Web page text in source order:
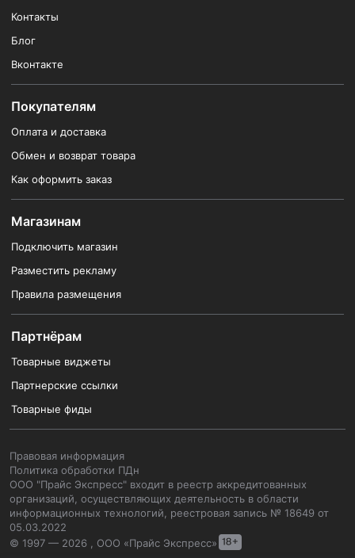
Контакты
Блог
Вконтакте
Покупателям
Оплата и доставка
Обмен и возврат товара
Как оформить заказ
Магазинам
Подключить магазин
Разместить рекламу
Правила размещения
Партнёрам
Товарные виджеты
Партнерские ссылки
Товарные фиды
Правовая информация
Политика обработки ПДн
ООО "Прайс Экспресс" входит в реестр аккредитованных
организаций, осуществляющих деятельность в области
информационных технологий, реестровая запись № 18649 от
05.03.2022
© 1997 — 2026 , ООО «Прайс Экспресс»